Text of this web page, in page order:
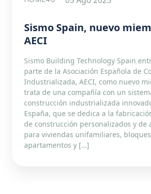
Sismo Spain, nuevo
AECI
Sismo Building Technology Spain
parte de la Asociación Española de
Industrializada, AECI, como nuevo
trata de una compañía con un
construcción industrializada
España, que se dedica a la
de construcción personalizados y de
para viviendas unifamiliares,
apartamentos y […]